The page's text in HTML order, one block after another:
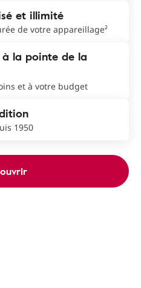
et illimité
de votre appareillage²
la pointe de la
et à votre budget
1950